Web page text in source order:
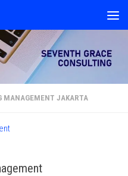
MANAGEMENT JAKARTA